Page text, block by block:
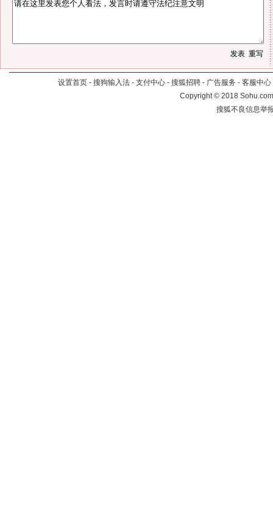
设置首页 - 搜狗输入法 - 支付中心 - 搜狐招聘 - 广告服务 - 客服中心
Copyright©2018
搜狐不良信息举